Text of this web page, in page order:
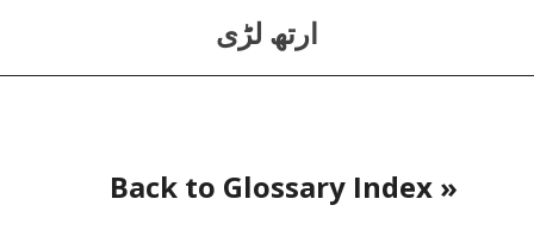
ارتھ لڑی
« Back to Glossary Index